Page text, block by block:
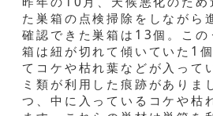
た巣箱の点検掃除をしながら
確認できた巣箱は13個。この
箱は紐が切れて傾いていた1
てコケや枯れ葉などが入って
ミ類が利用した痕跡がありま
つ、中に入っているコケや枯